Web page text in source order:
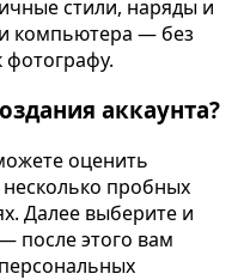
Коллаж из фото
Хэллоуин
В клубе
В джинсах
стили, наряды и
компьютера — без
аккаунта?
оценить
пробных
Далее выберите и
после этого вам